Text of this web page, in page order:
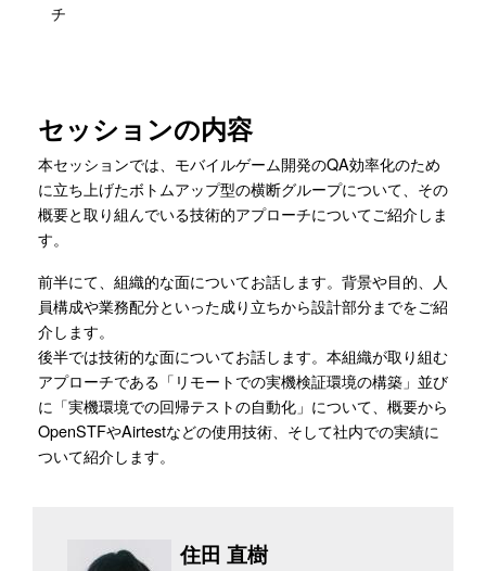
チ
セッションの内容
本セッションでは、モバイルゲーム開発のQA効率化のため
に立ち上げたボトムアップ型の横断グループについて、その
概要と取り組んでいる技術的アプローチについてご紹介しま
す。
前半にて、組織的な面についてお話します。背景や目的、人
員構成や業務配分といった成り立ちから設計部分までをご紹
介します。
後半では技術的な面についてお話します。本組織が取り組む
アプローチである「リモートでの実機検証環境の構築」並び
に「実機環境での回帰テストの自動化」について、概要から
OpenSTFやAirtestなどの使用技術、そして社内での実績に
ついて紹介します。
住田 直樹